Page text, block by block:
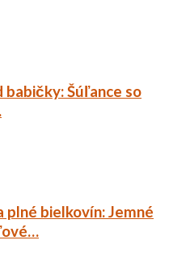
babičky: Šúľance so
plné bielkovín: Jemné